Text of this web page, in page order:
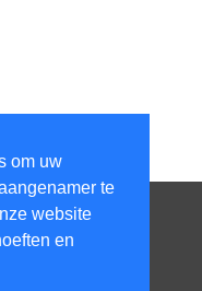
om uw
te
website
en